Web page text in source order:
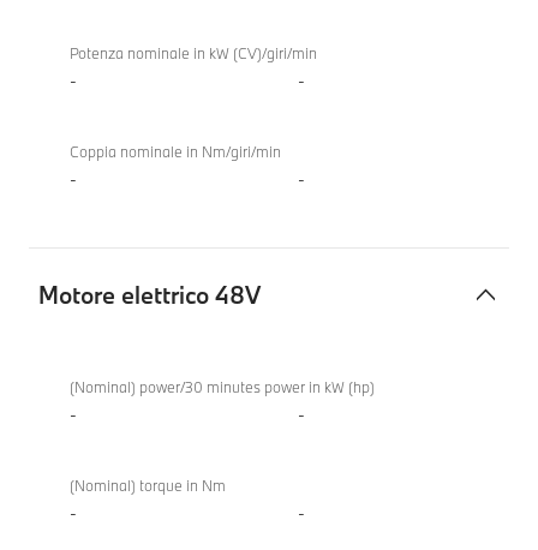
Potenza nominale in kW (CV)/giri/min
- -
Coppia nominale in Nm/giri/min
- -
Motore elettrico 48V
elettrico
48V
(Nominal) power/30 minutes power in kW (hp)
- -
(Nominal) torque in Nm
- -